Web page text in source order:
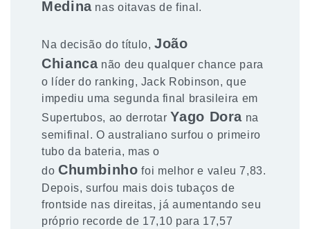
Medinanas oitavas de final.
Na decisão do título,João
Chiancanão deu qualquer chance para
o líder do ranking, Jack Robinson, que
impediu uma segunda final brasileira em
Supertubos, ao derrotar Yago Dora na
semifinal. O australiano surfou o primeiro
tubo da bateria, mas o
do Chumbinho foi melhor e valeu 7,83.
Depois, surfou mais dois tubaços de
frontside nas direitas, já aumentando seu
próprio recorde de 17,10 para 17,57